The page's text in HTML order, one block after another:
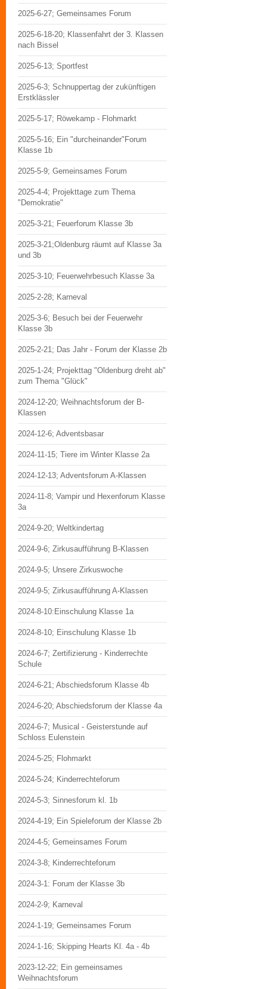
2025-6-27; Gemeinsames Forum
2025-6-18-20; Klassenfahrt der 3. Klassen
nach Bissel
2025-6-13; Sportfest
2025-6-3; Schnuppertag der zukünftigen
Erstklässler
2025-5-17; Röwekamp - Flohmarkt
2025-5-16; Ein "durcheinander"Forum
Klasse 1b
2025-5-9; Gemeinsames Forum
2025-4-4; Projekttage zum Thema
"Demokratie"
2025-3-21; Feuerforum Klasse 3b
2025-3-21;Oldenburg räumt auf Klasse 3a
und 3b
2025-3-10; Feuerwehrbesuch Klasse 3a
2025-2-28; Karneval
2025-3-6; Besuch bei der Feuerwehr
Klasse 3b
2025-2-21; Das Jahr - Forum der Klasse 2b
2025-1-24; Projekttag "Oldenburg dreht ab"
zum Thema "Glück"
2024-12-20; Weihnachtsforum der B-
Klassen
2024-12-6; Adventsbasar
2024-11-15; Tiere im Winter Klasse 2a
2024-12-13; Adventsforum A-Klassen
2024-11-8; Vampir und Hexenforum Klasse
3a
2024-9-20; Weltkindertag
2024-9-6; Zirkusaufführung B-Klassen
2024-9-5; Unsere Zirkuswoche
2024-9-5; Zirkusaufführung A-Klassen
2024-8-10:Einschulung Klasse 1a
2024-8-10; Einschulung Klasse 1b
2024-6-7; Zertifizierung - Kinderrechte
Schule
2024-6-21; Abschiedsforum Klasse 4b
2024-6-20; Abschiedsforum der Klasse 4a
2024-6-7; Musical - Geisterstunde auf
Schloss Eulenstein
2024-5-25; Flohmarkt
2024-5-24; Kinderrechteforum
2024-5-3; Sinnesforum kl. 1b
2024-4-19; Ein Spieleforum der Klasse 2b
2024-4-5; Gemeinsames Forum
2024-3-8; Kinderrechteforum
2024-3-1: Forum der Klasse 3b
2024-2-9; Karneval
2024-1-19; Gemeinsames Forum
2024-1-16; Skipping Hearts Kl. 4a - 4b
2023-12-22; Ein gemeinsames
Weihnachtsforum